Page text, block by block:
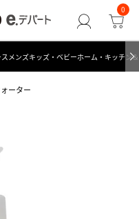
0
メンズキッズ・ベビーホーム・キッチン
ーター